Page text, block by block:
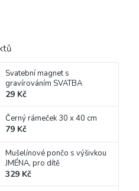
Svatební magnet s
gravírováním SVATBA
29 Kč
Černý rámeček 30 x 40 cm
79 Kč
Mušelínové pončo s výšivkou
JMÉNA, pro dítě
329 Kč